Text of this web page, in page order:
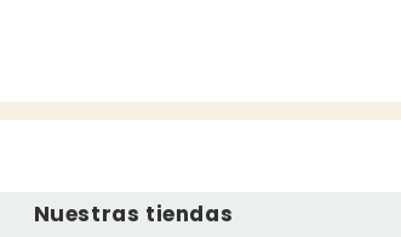
Nuestras tiendas